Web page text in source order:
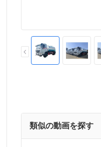
類似の動画を探す